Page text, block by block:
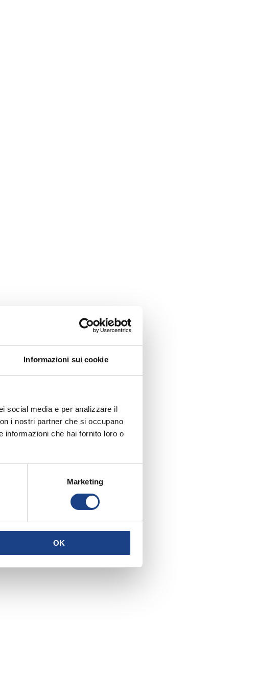
Informazioni sui cookie
social media e per analizzare il
i nostri partner che si occupano
informazioni che hai fornito loro o
Marketing
OK